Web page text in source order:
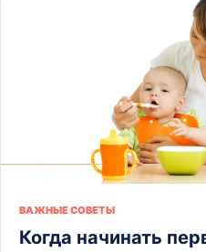
ВАЖНЫЕ СОВЕТЫ
Когда начинать